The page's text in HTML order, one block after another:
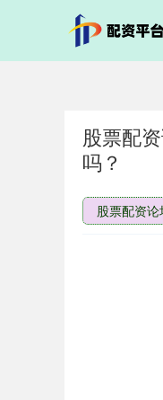
股票配
吗？
股票配资